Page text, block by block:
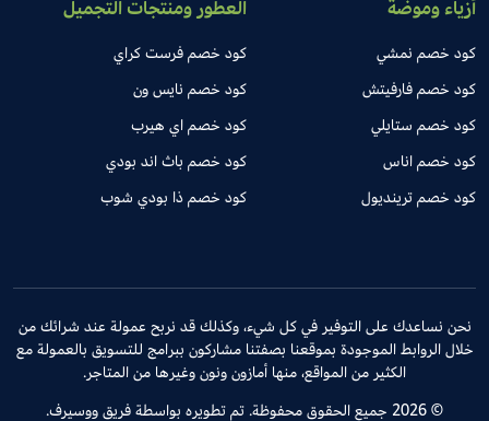
أزياء وموضة
كود خصم نمشي
كود خصم فارفيتش
كود خصم ستايلي
كود خصم اناس
كود خصم ترينديول
العطور ومنتجات التجميل
كود خصم فرست كراي
كود خصم نايس ون
كود خصم اي هيرب
كود خصم باث اند بودي
كود خصم ذا بودي شوب
نحن نساعدك على التوفير في كل شيء، وكذلك قد نربح عمولة عند شرائك من
خلال الروابط الموجودة بموقعنا بصفتنا مشاركون ببرامج للتسويق بالعمولة مع
الكثير من المواقع، منها أمازون ونون وغيرها من المتاجر.
© 2026 جميع الحقوق محفوظة. تم تطويره بواسطة فريق ووسيرف.